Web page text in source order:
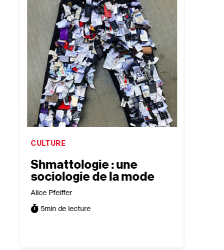
CULTURE
Shmattologie : une
sociologie de la mode
Alice Pfeiffer
5min de lecture